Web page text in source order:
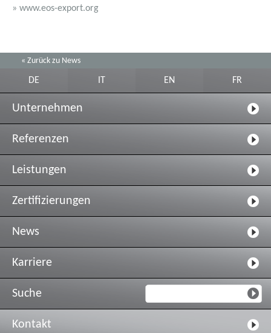
» www.eos-export.org
« Zurück zu News
DE EN FR
Unternehmen
Referenzen
Leistungen
Zertifizierungen
News
Karriere
Suche
Kontakt